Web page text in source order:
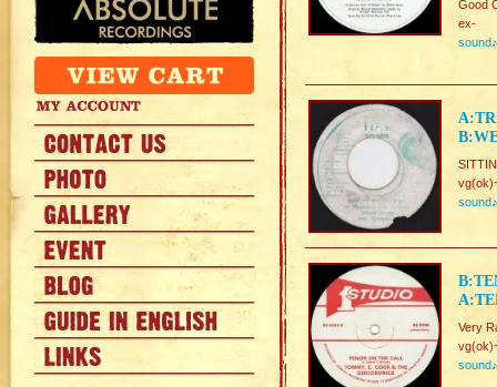
Good
ex-
sound♪
sound♪
Very
sound♪